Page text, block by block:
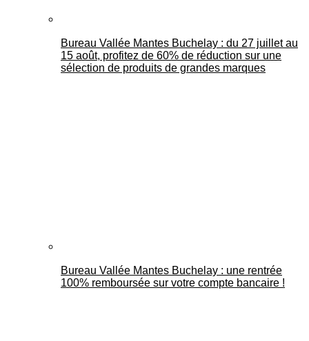
Bureau Vallée Mantes Buchelay : du 27 juillet au
15 août, profitez de 60% de réduction sur une
sélection de produits de grandes marques
Bureau Vallée Mantes Buchelay : une rentrée
100% remboursée sur votre compte bancaire !